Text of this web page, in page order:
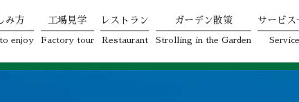
み方
enjoy
工場見学
Factory tour
レストラン
Restaurant
ガーデン散策
Strolling in the Garden
サービス